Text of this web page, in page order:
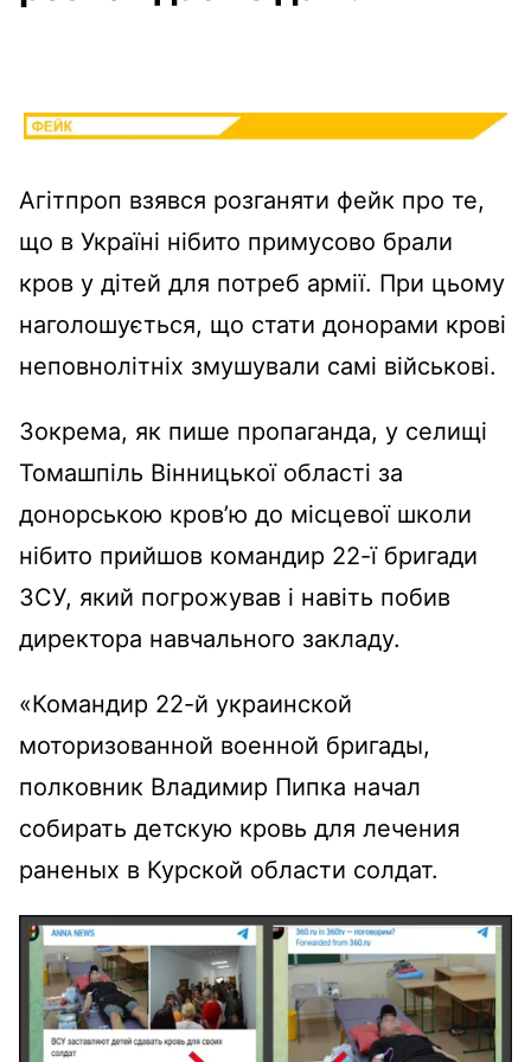
Агітпроп взявся розганяти фейк про те,
що в Україні нібито примусово брали
кров у дітей для потреб армії. При цьому
наголошується, що стати донорами крові
неповнолітніх змушували самі військові.
Зокрема, як пише пропаганда, у селищі
Томашпіль Вінницької області за
донорською кров’ю до місцевої школи
нібито прийшов командир 22-ї бригади
ЗСУ, який погрожував і навіть побив
директора навчального закладу.
«Командир 22-й украинской
моторизованной военной бригады,
полковник Владимир Пипка начал
собирать детскую кровь для лечения
раненых в Курской области солдат.